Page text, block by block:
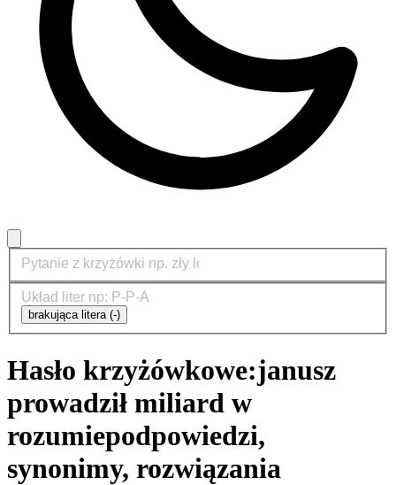
brakująca litera (-)
Hasło krzyżówkowe:janusz
prowadził miliard w
rozumiepodpowiedzi,
synonimy, rozwiązania